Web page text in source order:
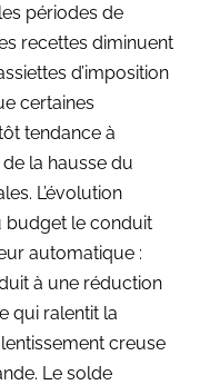
périodes de
recettes diminuent
d’imposition
certaines
tendance à
la hausse du
L’évolution
budget le conduit
automatique :
à une réduction
qui ralentit la
creuse
Le solde